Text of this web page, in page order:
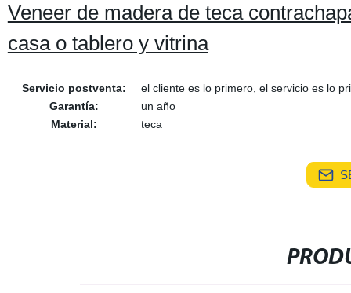
Veneer de madera de teca
casa o tablero y vitrina
Servicio postventa:
el cliente es lo primero, el servicio es lo
Garantía:
un año
Material:
teca